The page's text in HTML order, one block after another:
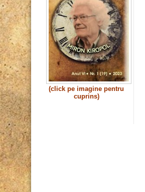
(click pe imagine pentru
cuprins)